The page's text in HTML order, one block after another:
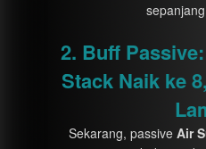
2. Buff
Stack Naik ke
Sekarang, passive Air